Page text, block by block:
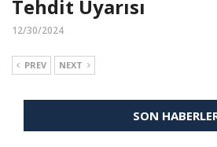
Tehdit Uyarısı
12/30/2024
PREV NEXT
SON